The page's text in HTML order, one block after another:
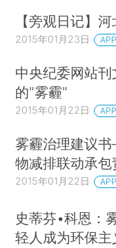
【旁观日记】
2015年01月23日
中央纪委网站
的"雾霾"
2015年01月22日
雾霾治理建议
物减排联动承包
2015年01月22日
史蒂芬•科恩：
轻人成为环保主